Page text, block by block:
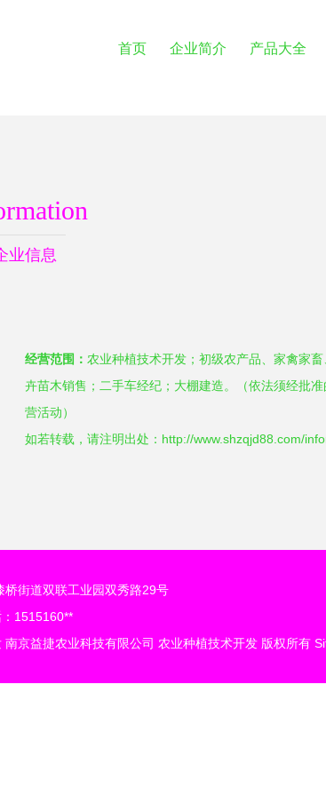
首页 企业简介 产品大全
业信息
经营范围： 农业种植技术开发；初级农产品、家禽家
卉苗木销售；二手车经纪；大棚建造。（依法须经批
营活动）
如若转载，请注明出处：http://www.shzqjd88.com/
桥街道双联工业园双秀路29号
：1515160**
南京益捷农业科技有限公司 农业种植技术开发 版权所有